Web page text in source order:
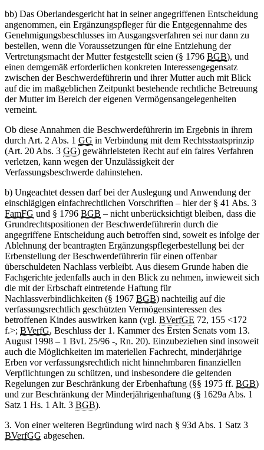
bb) Das Oberlandesgericht hat in seiner angegriffenen Entscheidung
angenommen, ein Ergänzungspfleger für die Entgegennahme des
Genehmigungsbeschlusses im Ausgangsverfahren sei nur dann zu
bestellen, wenn die Voraussetzungen für eine Entziehung der
Vertretungsmacht der Mutter festgestellt seien (§ 1796 BGB), und
einen demgemäß erforderlichen konkreten Interessengegensatz
zwischen der Beschwerdeführerin und ihrer Mutter auch mit Blick
auf die im maßgeblichen Zeitpunkt bestehende rechtliche Betreuung
der Mutter im Bereich der eigenen Vermögensangelegenheiten
verneint.
Ob diese Annahmen die Beschwerdeführerin im Ergebnis in ihrem
durch Art. 2 Abs. 1 GG in Verbindung mit dem Rechtsstaatsprinzip
(Art. 20 Abs. 3 GG) gewährleisteten Recht auf ein faires Verfahren
verletzen, kann wegen der Unzulässigkeit der
Verfassungsbeschwerde dahinstehen.
b) Ungeachtet dessen darf bei der Auslegung und Anwendung der
einschlägigen einfachrechtlichen Vorschriften ‒ hier der § 41 Abs. 3
FamFG und § 1796 BGB ‒ nicht unberücksichtigt bleiben, dass die
Grundrechtspositionen der Beschwerdeführerin durch die
angegriffene Entscheidung auch betroffen sind, soweit es infolge der
Ablehnung der beantragten Ergänzungspflegerbestellung bei der
Erbenstellung der Beschwerdeführerin für einen offenbar
überschuldeten Nachlass verbleibt. Aus diesem Grunde haben die
Fachgerichte jedenfalls auch in den Blick zu nehmen, inwieweit sich
die mit der Erbschaft eintretende Haftung für
Nachlassverbindlichkeiten (§ 1967 BGB) nachteilig auf die
verfassungsrechtlich geschützten Vermögensinteressen des
betroffenen Kindes auswirken kann (vgl. BVerfGE 72, 155 <172
f.>; BVerfG, Beschluss der 1. Kammer des Ersten Senats vom 13.
August 1998 – 1 BvL 25/96 -, Rn. 20). Einzubeziehen sind insoweit
auch die Möglichkeiten im materiellen Fachrecht, minderjährige
Erben vor verfassungsrechtlich nicht hinnehmbaren finanziellen
Verpflichtungen zu schützen, und insbesondere die geltenden
Regelungen zur Beschränkung der Erbenhaftung (§§ 1975 ff. BGB)
und zur Beschränkung der Minderjährigenhaftung (§ 1629a Abs. 1
Satz 1 Hs. 1 Alt. 3 BGB).
3. Von einer weiteren Begründung wird nach § 93d Abs. 1 Satz 3
BVerfGG abgesehen.